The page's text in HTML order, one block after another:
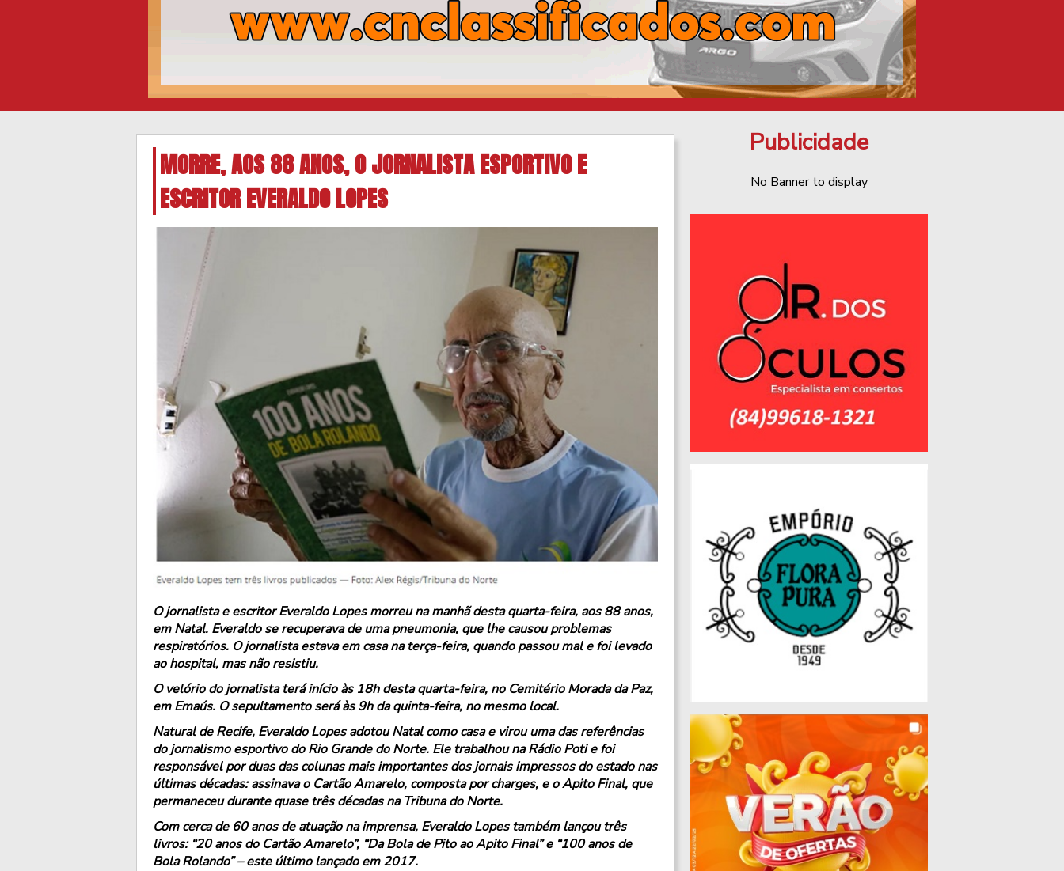
MORRE, AOS 88 ANOS, O JORNALISTA ESPORTIVO E
ESCRITOR EVERALDO LOPES
O jornalista e escritor Everaldo Lopes morreu na manhã desta quarta-feira, aos 88 anos,
em Natal. Everaldo se recuperava de uma pneumonia, que lhe causou problemas
respiratórios. O jornalista estava em casa na terça-feira, quando passou mal e foi levado
ao hospital, mas não resistiu.
O velório do jornalista terá início às 18h desta quarta-feira, no Cemitério Morada da Paz,
em Emaús. O sepultamento será às 9h da quinta-feira, no mesmo local.
Natural de Recife, Everaldo Lopes adotou Natal como casa e virou uma das referências
do jornalismo esportivo do Rio Grande do Norte. Ele trabalhou na Rádio Poti e foi
responsável por duas das colunas mais importantes dos jornais impressos do estado nas
últimas décadas: assinava o Cartão Amarelo, composta por charges, e o Apito Final, que
permaneceu durante quase três décadas na Tribuna do Norte.
Com cerca de 60 anos de atuação na imprensa, Everaldo Lopes também lançou três
livros: “20 anos do Cartão Amarelo”, “Da Bola de Pito ao Apito Final” e “100 anos de
Bola Rolando” – este último lançado em 2017.
Publicidade
No Banner to display